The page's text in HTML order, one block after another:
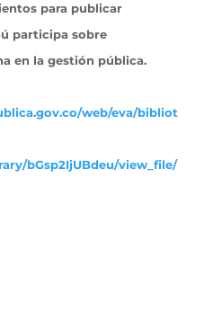
para publicar
participa sobre
en la gestión pública.
web/eva/bibliot
bGsp2IjUBdeu/view_file/